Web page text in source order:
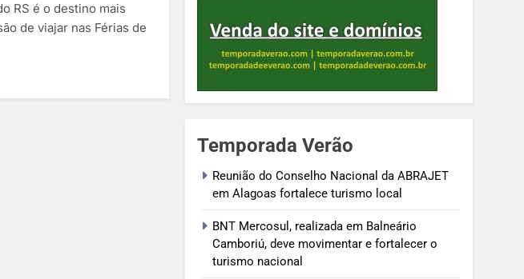
RS é o destino mais
de viajar nas Férias de
Temporada Verão
Reunião do Conselho Nacional da ABRAJET
em Alagoas fortalece turismo local
BNT Mercosul, realizada em Balneário
Camboriú, deve movimentar e fortalecer o
turismo nacional